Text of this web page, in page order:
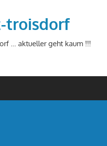
troisdorf
… aktueller geht kaum !!!